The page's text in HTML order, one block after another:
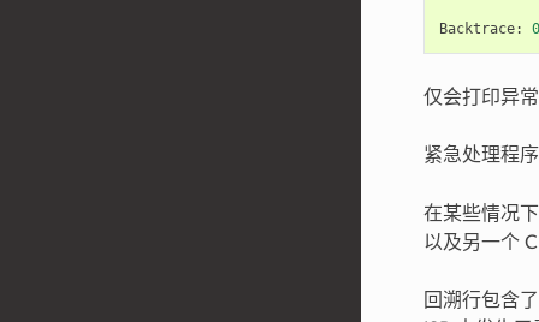
Backtrace:
仅会打印异
紧急处理程
在某些情况
以及另一个
回溯行包含